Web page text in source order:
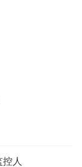
！！！！！！！
人